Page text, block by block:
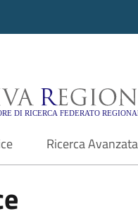
-
Ricerca Avanzata